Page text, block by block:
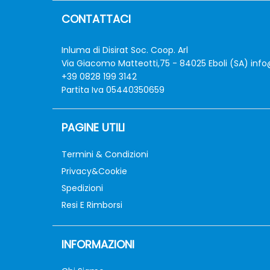
CONTATTACI
Inluma di Disirat Soc. Coop. Arl
Via Giacomo Matteotti,75 - 84025 Eboli (SA)
+39 0828 199 3142
Partita Iva 05440350659
PAGINE UTILI
Termini & Condizioni
Privacy&Cookie
Spedizioni
Resi E Rimborsi
INFORMAZIONI